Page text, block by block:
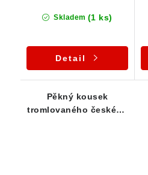
Skladem (1 ks)
Detail
Pěkný kousek
tromlovaného českého